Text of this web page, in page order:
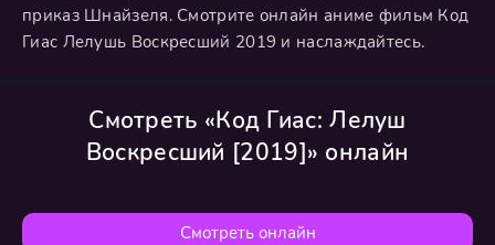
приказ Шнайзеля. Смотрите онлайн аниме фильм Код
Гиас Лелушь Воскресший 2019 и наслаждайтесь.
Смотреть «Код Гиас: Лелуш
Воскресший [2019]» онлайн
Смотреть онлайн